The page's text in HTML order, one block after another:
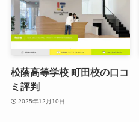
松蔭高等学校 町田校の口コ
ミ評判
2025年12月10日